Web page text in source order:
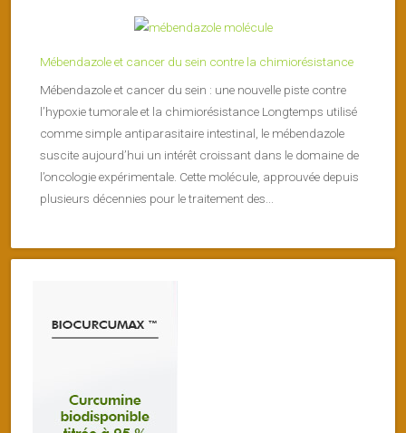
Mébendazole et cancer du sein contre la chimiorésistance
Mébendazole et cancer du sein : une nouvelle piste contre
l’hypoxie tumorale et la chimiorésistance Longtemps utilisé
comme simple antiparasitaire intestinal, le mébendazole
suscite aujourd’hui un intérêt croissant dans le domaine de
l’oncologie expérimentale. Cette molécule, approuvée depuis
plusieurs décennies pour le traitement des...